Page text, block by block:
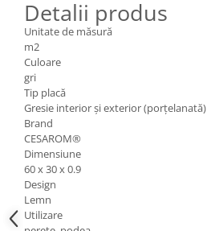
Detalii produs
Unitate de măsură
m2
Culoare
gri
Tip placă
Gresie interior și exterior (porțelanată)
Brand
CESAROM®
Dimensiune
60 x 30 x 0.9
Design
Lemn
Utilizare